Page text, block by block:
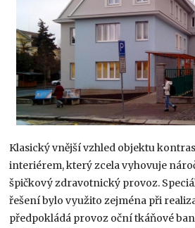
Klasický vnější vzhled objektu
interiérem, který zcela vyhovuje
špičkový zdravotnický provoz.
řešení bylo využito zejména při
předpokládá provoz oční tkáňové